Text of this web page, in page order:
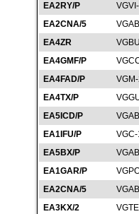
EA2RY/P
EA2CNA/5
EA4ZR
EA4GMF/P
EA4FAD/P
EA4TX/P
EA5ICD/P
EA1IFU/P
EA5BX/P
EA1GAR/P
EA2CNA/5
EA3KX/2